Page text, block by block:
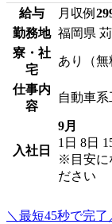
給与 月収例
勤務地 福岡県
寮・社
宅
あり（無
仕事内
容
自動車
入社日
9月
1日 8日
※目安に
ださい
＼最短45秒で完了